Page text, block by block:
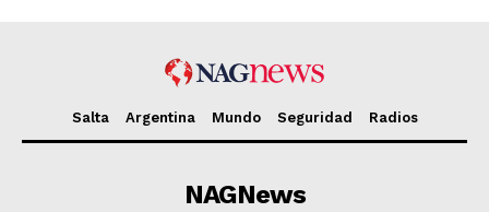
Salta Argentina Mundo Seguridad Radios
NAGNews